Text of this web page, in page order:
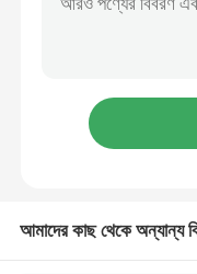
আমাদের কাছ থেকে অন্যান্য